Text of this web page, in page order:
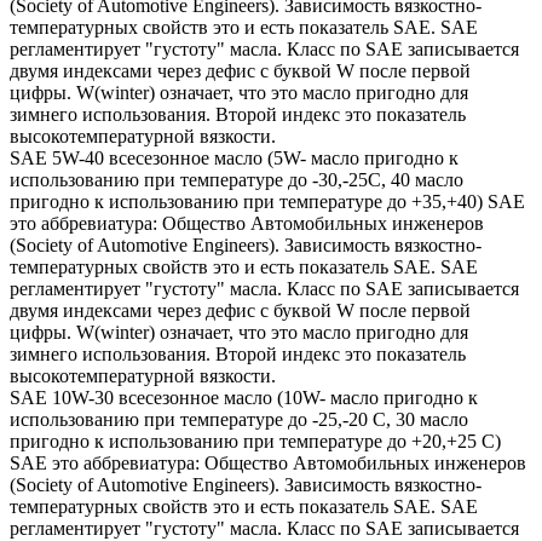
(Society of Automotive Engineers). Зависимость вязкостно-
температурных свойств это и есть показатель SAE. SAE
регламентирует "густоту" масла. Класс по SAE записывается
двумя индексами через дефис с буквой W после первой
цифры. W(winter) означает, что это масло пригодно для
зимнего использования. Второй индекс это показатель
высокотемпературной вязкости.
SAE 5W-40 всесезонное масло (5W- масло пригодно к
использованию при температуре до -30,-25С, 40 масло
пригодно к использованию при температуре до +35,+40) SAE
это аббревиатура: Общество Автомобильных инженеров
(Society of Automotive Engineers). Зависимость вязкостно-
температурных свойств это и есть показатель SAE. SAE
регламентирует "густоту" масла. Класс по SAE записывается
двумя индексами через дефис с буквой W после первой
цифры. W(winter) означает, что это масло пригодно для
зимнего использования. Второй индекс это показатель
высокотемпературной вязкости.
SAE 10W-30 всесезонное масло (10W- масло пригодно к
использованию при температуре до -25,-20 С, 30 масло
пригодно к использованию при температуре до +20,+25 С)
SAE это аббревиатура: Общество Автомобильных инженеров
(Society of Automotive Engineers). Зависимость вязкостно-
температурных свойств это и есть показатель SAE. SAE
регламентирует "густоту" масла. Класс по SAE записывается